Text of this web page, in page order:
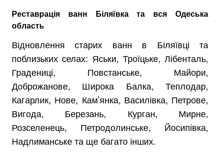
Реставрація ванн Біляївка та вся Одеська
область
Відновлення старих ванн в Біляївці та
поблизьких селах: Яськи, Троїцьке, Лібенталь,
Градениці, Повстанське, Майори,
Доброжанове, Широка Балка, Теплодар,
Кагарлик, Нове, Кам’янка, Василівка, Петрове,
Вигода, Березань, Курган, Мирне,
Розселенець, Петродолинське, Йосипівка,
Надлиманське та ще багато інших.